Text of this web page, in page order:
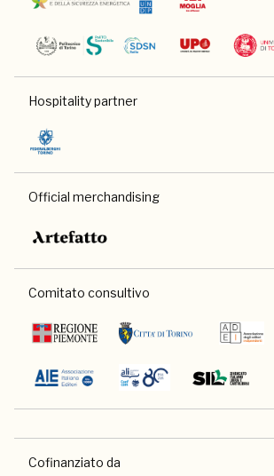
Hospitality partner
Official merchandising
Comitato consultivo
Cofinanziato da